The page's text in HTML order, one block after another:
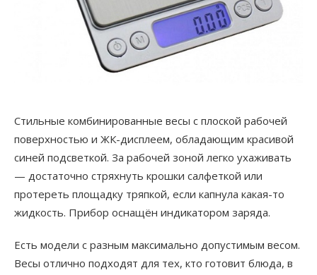
Стильные комбинированные весы с плоской рабочей
поверхностью и ЖК-дисплеем, обладающим красивой
синей подсветкой. За рабочей зоной легко ухаживать
— достаточно стряхнуть крошки салфеткой или
протереть площадку тряпкой, если капнула какая-то
жидкость. Прибор оснащён индикатором заряда.
Есть модели с разным максимально допустимым весом.
Весы отлично подходят для тех, кто готовит блюда, в